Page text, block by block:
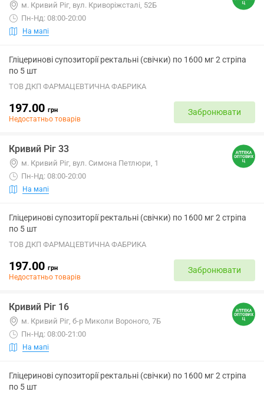
м. Кривий Ріг, вул. Криворіжсталі, 52Б
Пн-Нд: 08:00-20:00
На мапі
Гліцеринові супозиторії ректальні (свічки) по 1600 мг 2 стріпа
по 5 шт
ТОВ ДКП ФАРМАЦЕВТИЧНА ФАБРИКА
197.00 грн
Недостатньо товарів
Забронювати
Кривий Ріг 33
м. Кривий Ріг, вул. Симона Петлюри, 1
Пн-Нд: 08:00-20:00
На мапі
Гліцеринові супозиторії ректальні (свічки) по 1600 мг 2 стріпа
по 5 шт
ТОВ ДКП ФАРМАЦЕВТИЧНА ФАБРИКА
197.00 грн
Недостатньо товарів
Забронювати
Кривий Ріг 16
м. Кривий Ріг, б-р Миколи Вороного, 7Б
Пн-Нд: 08:00-21:00
На мапі
Гліцеринові супозиторії ректальні (свічки) по 1600 мг 2 стріпа
по 5 шт